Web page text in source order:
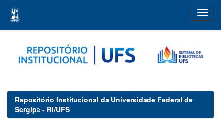
navigation
Repositório Institucional da Universidade Federal de
Sergipe - RI/UFS